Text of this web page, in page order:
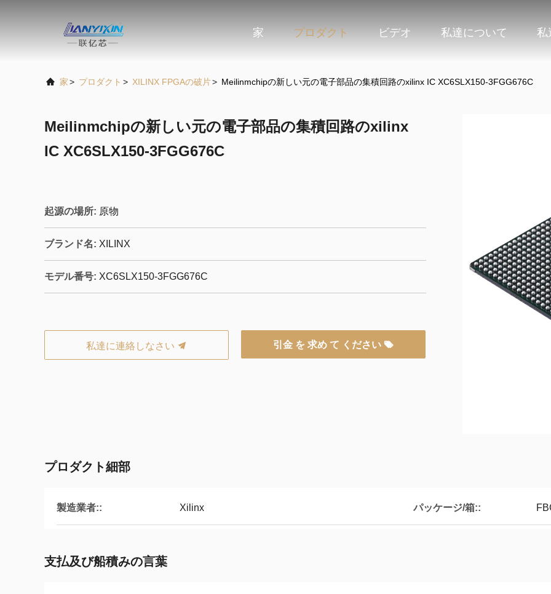
家 プロダクト ビデオ 私達について 私
家> プロダクト > XILINX FPGAの破片> Meilinmchipの新しい元の電子部品の集積回路のxilinx IC XC6SLX150-3FGG676C
Meilinmchipの新しい元の電子部品の集積回路のxilinx
IC XC6SLX150-3FGG676C
起源の場所: 原物
ブランド名: XILINX
モデル番号: XC6SLX150-3FGG676C
私達に連絡しなさい 引金 を 求め て ください
プロダクト細部
製造業者:: Xilinx パッケージ/箱::
支払及び船積みの言葉